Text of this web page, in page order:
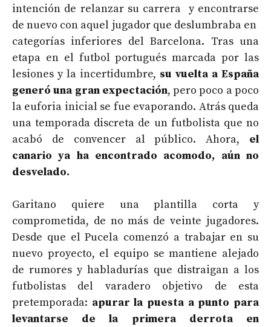
intención de relanzar su carrera y encontrarse
de nuevo con aquel jugador que deslumbraba en
categorías inferiores del Barcelona. Tras una
etapa en el futbol portugués marcada por las
lesiones y la incertidumbre, su vuelta a España
generó una gran expectación, pero poco a poco
la euforia inicial se fue evaporando. Atrás queda
una temporada discreta de un futbolista que no
acabó de convencer al público. Ahora, el
canario ya ha encontrado acomodo, aún no
desvelado.
Garitano quiere una plantilla corta y
comprometida, de no más de veinte jugadores.
Desde que el Pucela comenzó a trabajar en su
nuevo proyecto, el equipo se mantiene alejado
de rumores y habladurías que distraigan a los
futbolistas del varadero objetivo de esta
pretemporada: apurar la puesta a punto para
levantarse de la primera derrota en